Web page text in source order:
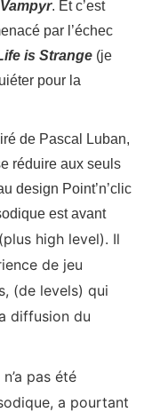
. Et c’est
par l’échec
is Strange (je
pour la
de Pascal Luban,
réduire aux seuls
design Point’n’clic
est avant
(plus high level). Il
de jeu
(de levels) qui
diffusion du
pas été
a pourtant